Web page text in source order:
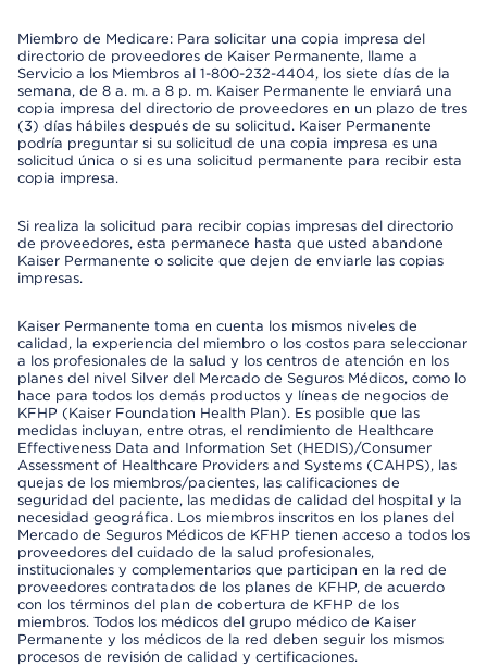
Miembro de Medicare: Para solicitar una copia impresa del
directorio de proveedores de Kaiser Permanente, llame a
Servicio a los Miembros al 1-800-232-4404, los siete días de la
semana, de 8 a. m. a 8 p. m. Kaiser Permanente le enviará una
copia impresa del directorio de proveedores en un plazo de tres
(3) días hábiles después de su solicitud. Kaiser Permanente
podría preguntar si su solicitud de una copia impresa es una
solicitud única o si es una solicitud permanente para recibir esta
copia impresa.
Si realiza la solicitud para recibir copias impresas del directorio
de proveedores, esta permanece hasta que usted abandone
Kaiser Permanente o solicite que dejen de enviarle las copias
impresas.
Kaiser Permanente toma en cuenta los mismos niveles de
calidad, la experiencia del miembro o los costos para seleccionar
a los profesionales de la salud y los centros de atención en los
planes del nivel Silver del Mercado de Seguros Médicos, como lo
hace para todos los demás productos y líneas de negocios de
KFHP (Kaiser Foundation Health Plan). Es posible que las
medidas incluyan, entre otras, el rendimiento de Healthcare
Effectiveness Data and Information Set (HEDIS)/Consumer
Assessment of Healthcare Providers and Systems (CAHPS), las
quejas de los miembros/pacientes, las calificaciones de
seguridad del paciente, las medidas de calidad del hospital y la
necesidad geográfica. Los miembros inscritos en los planes del
Mercado de Seguros Médicos de KFHP tienen acceso a todos los
proveedores del cuidado de la salud profesionales,
institucionales y complementarios que participan en la red de
proveedores contratados de los planes de KFHP, de acuerdo
con los términos del plan de cobertura de KFHP de los
miembros. Todos los médicos del grupo médico de Kaiser
Permanente y los médicos de la red deben seguir los mismos
procesos de revisión de calidad y certificaciones.